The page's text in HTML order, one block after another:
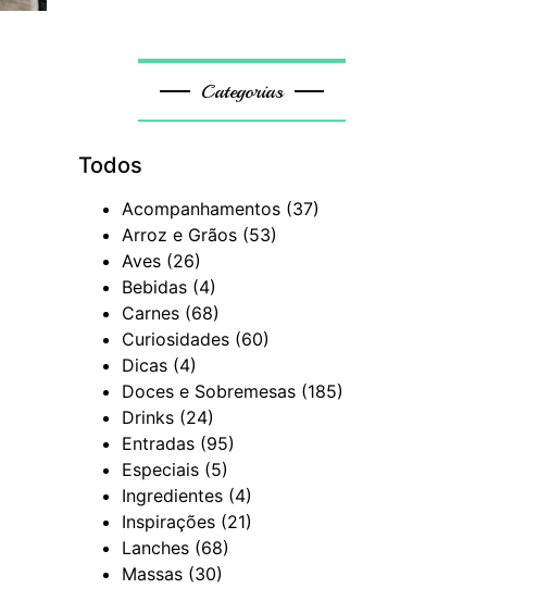
Categorias
Todos
Acompanhamentos (37)
Arroz e Grãos (53)
Aves (26)
Bebidas (4)
Carnes (68)
Curiosidades (60)
Dicas (4)
Doces e Sobremesas (185)
Drinks (24)
Entradas (95)
Especiais (5)
Ingredientes (4)
Inspirações (21)
Lanches (68)
Massas (30)